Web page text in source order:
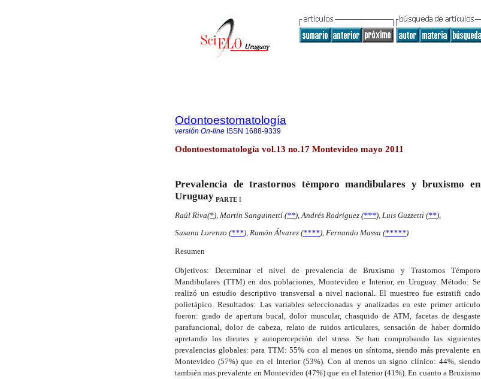
Odontoestomatología
versión On-line ISSN 1688-9339
Odontoestomatología vol.13 no.17 Montevideo mayo 2011
Prevalencia de trastornos témporo mandibulares y bruxismo en
Uruguay PARTE I
Raúl Riva(*), Martín Sanguinettí (**), Andrés Rodríguez (***), Luis Guzzetti (**),
Susana Lorenzo (***), Ramón Álvarez (****), Fernando Massa (*****)
Resumen
Objetivos: Determinar el nivel de prevalencia de Bruxismo y Trastornos Témporo
Mandibulares (TTM) en dos poblaciones, Montevideo e Interior, en Uruguay. Método: Se
realizó un estudio descriptivo transversal a nivel nacional. El muestreo fue estratifi cado
polietápico. Resultados: Las variables seleccionadas y analizadas en este primer artículo
fueron: grado de apertura bucal, dolor muscular, chasquido de ATM, facetas de desgaste
parafuncional, dolor de cabeza, relato de ruidos articulares, sensación de haber dormido
apretando los dientes y autopercepción del stress. Se han comprobando las siguientes
prevalencias globales: para TTM: 55% con al menos un síntoma, siendo más prevalente en
Montevideo (57%) que en el Interior (53%). Con al menos un signo clínico: 44%, siendo
también mas prevalente en Montevideo (47%) que en el Interior (41%). En cuanto a Bruxismo